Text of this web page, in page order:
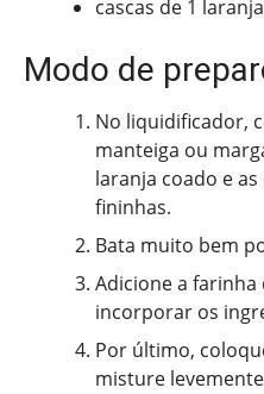
cascas de 1
Modo de
No liquidificador,
manteiga ou
laranja coado e
fininhas.
Bata muito bem
Adicione a
incorporar os
Por último,
misture